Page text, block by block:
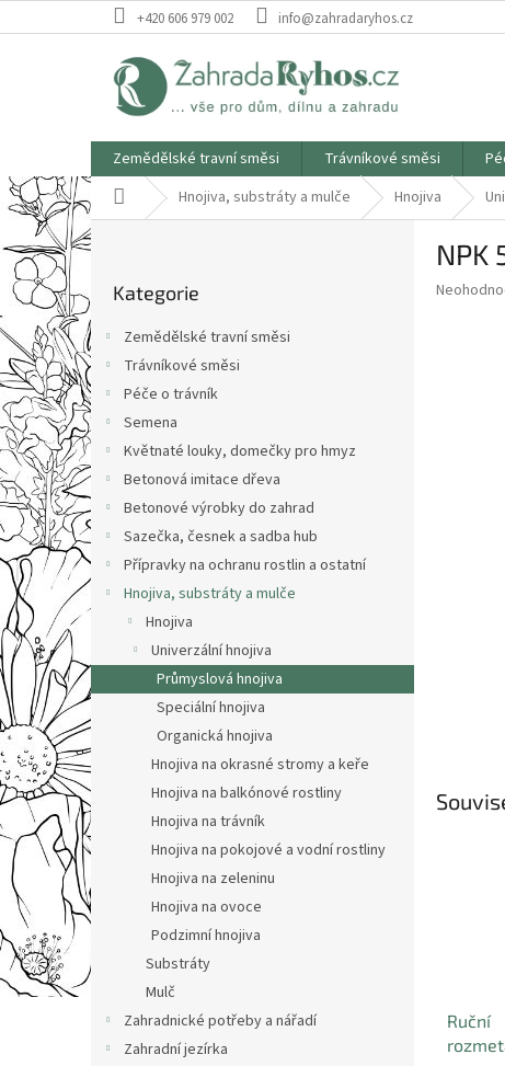
na
+420 606 979 002 info@zahradaryhos.cz
Zemědělské travní směsi Trávníkové směsi
Domů Hnojiva, substráty a mulče Hnojiva
P
o
r
a
n
n
í
p
a
n
e
l
kategorie
Kategorie
Zemědělské travní směsi
Trávníkové směsi
Péče o trávník
Semena
Květnaté louky, domečky pro hmyz
Betonová imitace dřeva
Betonové výrobky do zahrad
Sazečka, česnek a sadba hub
Přípravky na ochranu rostlin a ostatní
Hnojiva, substráty a mulče
Hnojiva
Univerzální hnojiva
Průmyslová hnojiva
Speciální hnojiva
Organická hnojiva
Hnojiva na okrasné stromy a keře
Hnojiva na balkónové rostliny
Hnojiva na trávník
Hnojiva na pokojové a vodní rostliny
Hnojiva na zeleninu
Hnojiva na ovoce
Podzimní hnojiva
Substráty
Mulč
Zahradnické potřeby a nářadí
Zahradní jezírka
NPK
Průměrné
Ruční